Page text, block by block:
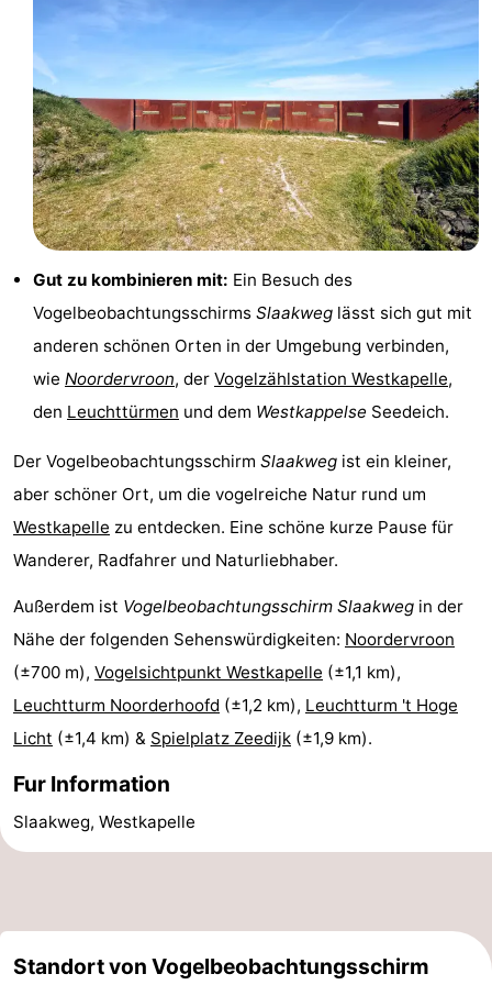
Parken
Reisebuchshop
Medizin
Adressen
Region
Zeeland
Duiveland
Bruinisse
-
Natur
Oosterschelde
-
Burgh
Haamstede
-
Natur
Kop
van
Walcheren
-
Veere
-
Oranjezon
Oostkapelle
-
Natur
-
Gut zu kombinieren mit: Ein Besuch des
Vogelbeobachtungsschirms Slaakweg lässt sich gut mit
anderen schönen Orten in der Umgebung verbinden,
wie Noordervroon, der Vogelzählstation Westkapelle,
den Leuchttürmen und dem Westkappelse Seedeich.
Der Vogelbeobachtungsschirm Slaakweg ist ein kleiner,
aber schöner Ort, um die vogelreiche Natur rund um
Westkapelle zu entdecken. Eine schöne kurze Pause für
Wanderer, Radfahrer und Naturliebhaber.
Außerdem ist Vogelbeobachtungsschirm Slaakweg in der
Nähe der folgenden Sehenswürdigkeiten: Noordervroon
(±700 m), Vogelsichtpunkt Westkapelle (±1,1 km),
Leuchtturm Noorderhoofd (±1,2 km), Leuchtturm 't Hoge
Licht (±1,4 km) & Spielplatz Zeedijk (±1,9 km).
Fur Information
Slaakweg, Westkapelle
Standort von Vogelbeobachtungsschirm